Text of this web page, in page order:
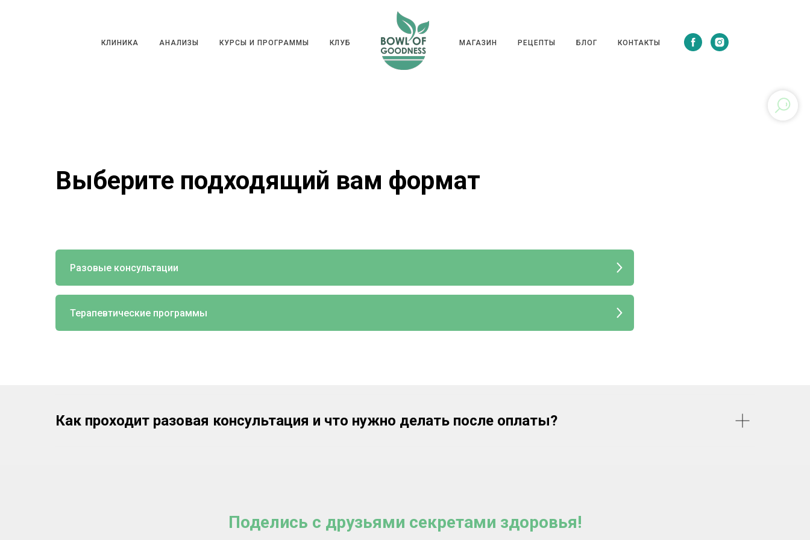
КЛИНИКА АНАЛИЗЫ КУРСЫ И ПРОГРАММЫ КЛУБ МАГАЗИН РЕЦЕПТЫ БЛОГ КОНТАКТЫ
КЛИНИКА АНАЛИЗЫ КУРСЫ И ПРОГРАММЫ КЛУБ МАГАЗИН РЕЦЕПТЫ БЛОГ КОНТАКТЫ
Выберите подходящий вам формат
Разовые консультации
Терапевтические программы
Как проходит разовая консультация и что нужно делать после оплаты?
Поделись с друзьями секретами здоровья!